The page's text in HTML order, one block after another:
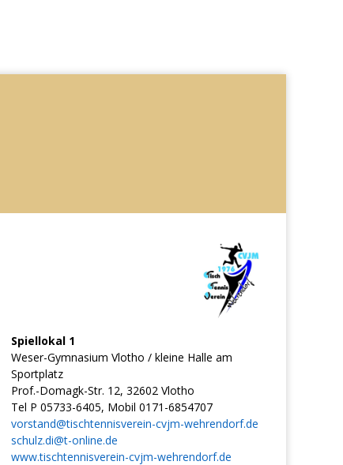
Spiellokal 1
Weser-Gymnasium Vlotho / kleine Halle am
Sportplatz
Prof.-Domagk-Str. 12, 32602 Vlotho
Tel P 05733-6405, Mobil 0171-6854707
vorstand@tischtennisverein-cvjm-wehrendorf.de
schulz.di@t-online.de
www.tischtennisverein-cvjm-wehrendorf.de